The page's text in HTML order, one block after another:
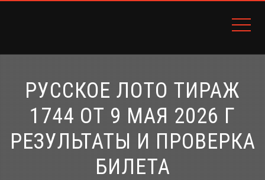
РУССКОЕ ЛОТО ТИРАЖ
1744 ОТ 9 МАЯ 2026 Г
РЕЗУЛЬТАТЫ И ПРОВЕРКА
БИЛЕТА